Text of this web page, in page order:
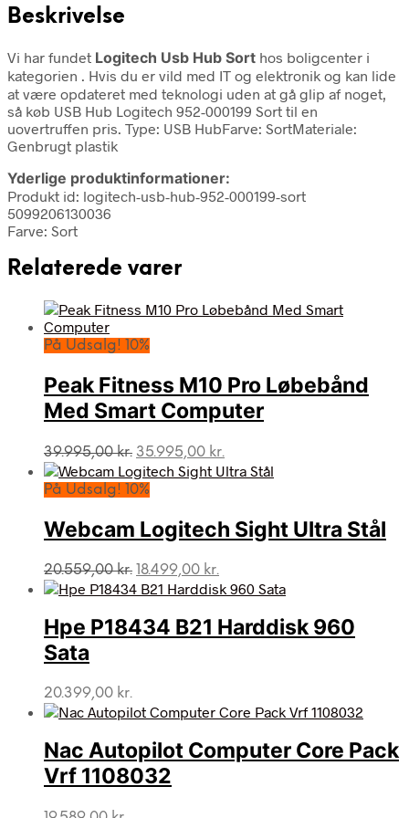
Beskrivelse
Vi har fundet Logitech Usb Hub Sort hos boligcenter i
kategorien . Hvis du er vild med IT og elektronik og kan lide
at være opdateret med teknologi uden at gå glip af noget,
så køb USB Hub Logitech 952-000199 Sort til en
uovertruffen pris. Type: USB HubFarve: SortMateriale:
Genbrugt plastik
Yderlige produktinformationer:
Produkt id: logitech-usb-hub-952-000199-sort
5099206130036
Farve: Sort
Relaterede varer
På Udsalg! 10%
Peak Fitness M10 Pro Løbebånd
Med Smart Computer
39.995,00kr. Den
oprindelige
pris
39.995,00 kr..
35.995,00 kr.
aktuelle
35.995,00 kr..
På Udsalg! 10%
Webcam Logitech Sight Ultra Stål
20.559,00kr. Den
oprindelige
var:
20.559,00 kr..
18.499,00 kr.
aktuelle
er:
18.499,00 kr..
Hpe P18434 B21 Harddisk 960
Sata
20.399,00 kr.
Nac Autopilot Computer Core Pack
Vrf 1108032